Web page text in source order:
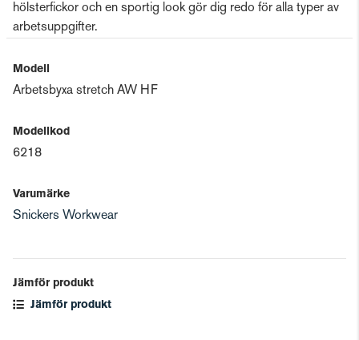
hölsterfickor och en sportig look gör dig redo för alla typer av
arbetsuppgifter.
Modell
Arbetsbyxa stretch AW HF
Modellkod
6218
Varumärke
Snickers Workwear
Jämför produkt
Jämför produkt